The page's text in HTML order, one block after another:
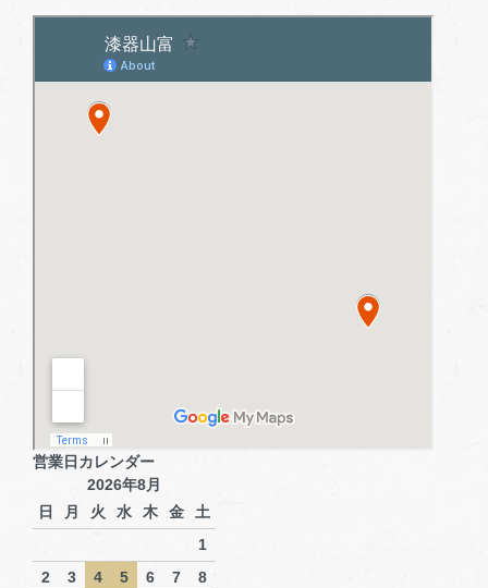
営業日カレンダー
2026年8月
日
月 火 水 木 金
土
1
2
3 4 5 6 7
8